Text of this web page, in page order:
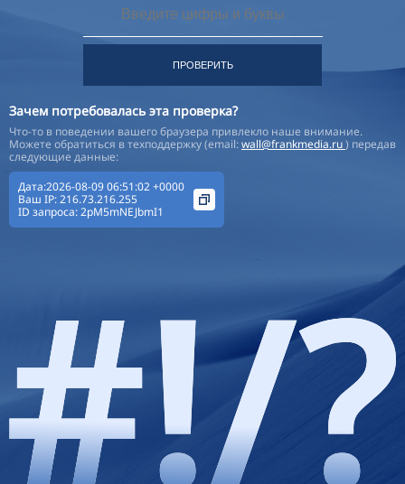
ПРОВЕРИТЬ
Зачем потребовалась эта проверка?
Что-то в поведении вашего браузера привлекло наше внимание.
Можете обратиться в техподдержку (email:wall@frankmedia.ru) передав
следующие данные:
Дата:2026-08-09 06:51:02 +0000
Ваш IP:216.73.216.255
ID запроса:2pM5mNEJbmI1